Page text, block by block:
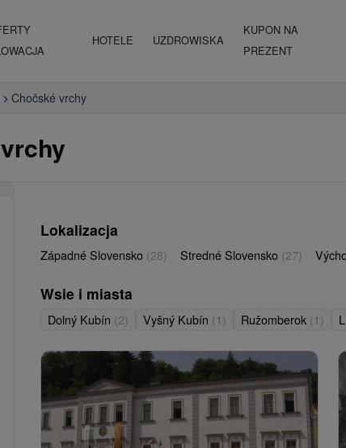
HOTELE UZDROWISKA
KUPON NA
PREZENT
Chočské vrchy
Lokalizacja
Západné Slovensko (28) Stredné Slovensko (27)
Wsie i miasta
Dolný Kubín (2) Vyšný Kubín (1) Ružomberok (1)